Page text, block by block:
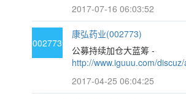
2017-07-16 06:03:52
002773
康弘药业(002773)
公募持续加仓大蓝筹 -
http://www.iguuu.com/
2017-04-25 06:04:25